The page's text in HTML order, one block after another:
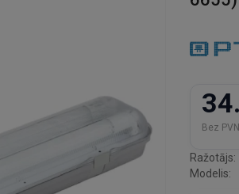
Bez
Ražotājs:
Modelis: